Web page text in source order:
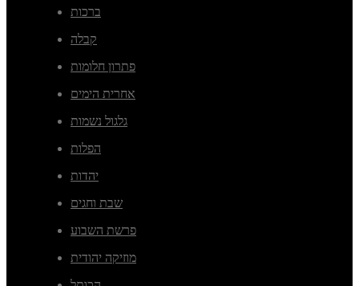
ברכות
קבלה
פתרון חלומות
אחרית הימים
גלגול נשמות
הפלות
יהדות
שבת וחגים
פרשת השבוע
מוזיקה יהודית